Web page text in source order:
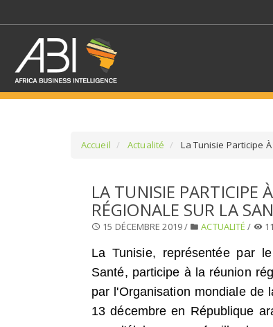
Accueil Actualité La Tunisie Participe
LA TUNISIE PARTICIPE
RÉGIONALE SUR LA
15 DÉCEMBRE 2019 / ACTUALITÉ /
La Tunisie, représentée par
Santé, participe à la réunion
par l'Organisation mondiale de
13 décembre en République